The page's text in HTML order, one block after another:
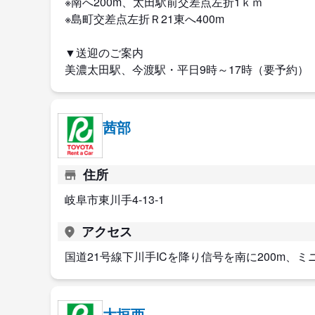
※島町交差点左折Ｒ21東へ400m
▼送迎のご案内
美濃太田駅、今渡駅・平日9時～17時（要予約）
茜部
住所
岐阜市東川手4-13-1
アクセス
国道21号線下川手ICを降り信号を南に200m、ミ